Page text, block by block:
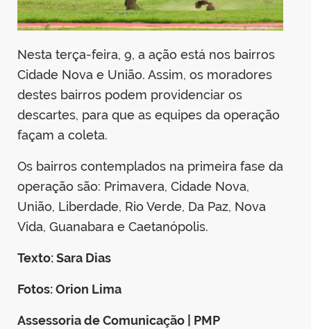
Nesta terça-feira, 9, a ação está nos bairros
Cidade Nova e União. Assim, os moradores
destes bairros podem providenciar os
descartes, para que as equipes da operação
façam a coleta.
Os bairros contemplados na primeira fase da
operação são: Primavera, Cidade Nova,
União, Liberdade, Rio Verde, Da Paz, Nova
Vida, Guanabara e Caetanópolis.
Texto: Sara Dias
Fotos: Orion Lima
Assessoria de Comunicação | PMP